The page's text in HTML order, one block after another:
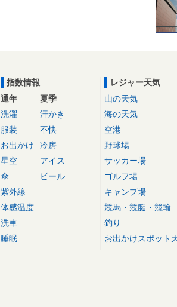
指数情報
通年
洗濯
服装
お出かけ
星空
傘
紫外線
体感温度
洗車
睡眠
夏季
汗かき
不快
冷房
アイス
ビール
レジャー天気
山の天気
海の天気
空港
野球場
サッカー場
ゴルフ場
キャンプ場
競馬・競艇・競輪
釣り
お出かけスポット